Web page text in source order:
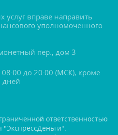
услуг вправе направить
уполномоченного
пер., дом 3
до 20:00 (МСК), кроме
дней
ответственностью
"ЭкспрессДеньги".